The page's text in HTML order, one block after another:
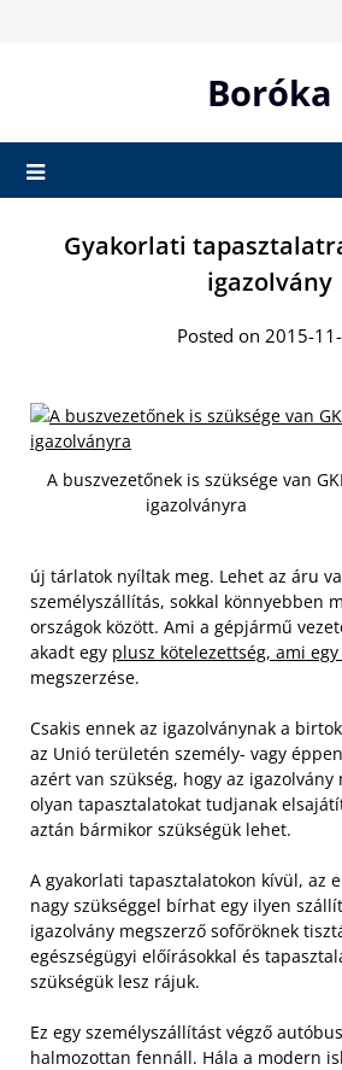
Boróka
Gyakorlati
igazolvány
Posted on 2015-
A buszvezetőnek is szüksége van GKI
igazolványra
új tárlatok nyíltak meg. Lehet az áru
személyszállítás, sokkal könnyebben
országok között. Ami a gépjármű
akadt egy plusz kötelezettség, ami
megszerzése.
Csakis ennek az igazolványnak a
az Unió területén személy- vagy
azért van szükség, hogy az igazolvány
olyan tapasztalatokat tudjanak
aztán bármikor szükségük lehet.
A gyakorlati tapasztalatokon kívül, az
nagy szükséggel bírhat egy ilyen
igazolvány megszerző sofőröknek
egészségügyi előírásokkal és
szükségük lesz rájuk.
Ez egy személyszállítást végző
halmozottan fennáll. Hála a modern